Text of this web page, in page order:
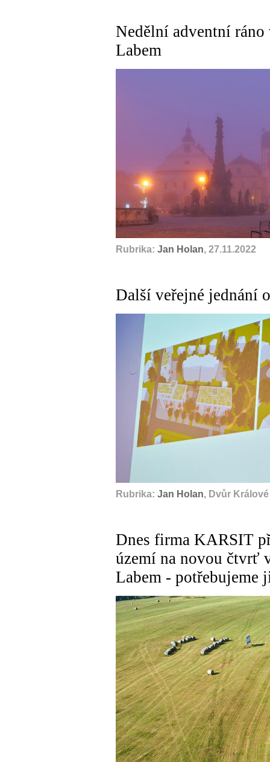
Nedělní adventní
Labem
Rubrika: Jan Holan, 27.11.2022
Další veřejné jednání
Rubrika: Jan Holan, Dvůr
Dnes firma KARSIT
území na novou čtvrť
Labem - potřebujeme